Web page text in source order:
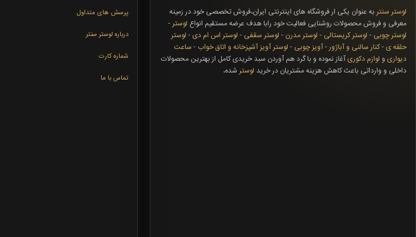
لوستر سنتربه عنوان یکی ار فروشگاه های اینترنتی ایران،فروش تخصصی خود در زمینه
معرفی و فروش محصولات روشنایی فعالیت خود رابا هدف عرضه مستقیم انواع لوستر-
لوستر چوبی - لوستر کریستالی - لوستر مدرن - لوستر سقفی - لوستر اس ام دی- لوستر
حلقه ی-کنار سالنی و آباژور-آویز چوبی - لوستر آویز آشپزخانه و اتاق خواب - ساعت
دیواری و لوازم دکوریآغاز نموده و با گرد هم آوردن سبد خریدی کامل از بهترین محصولات
داخلی و وارداتی باعث کاهش هزینه مشتریان در خرید لوسترشده،
پرسش های متداول
درباره لوستر سنتر
شماره کارت
تماس با ما